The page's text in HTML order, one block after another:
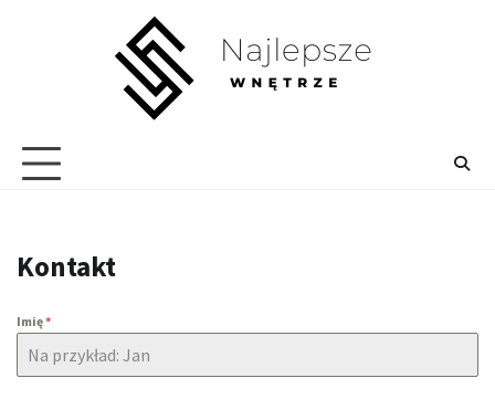
Kontakt
Imię*